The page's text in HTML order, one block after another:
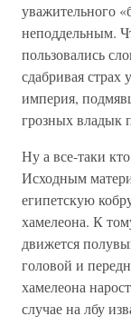
уважительного
неподдельным.
пользовались
сдабривая
империя,
грозных владык
Ну а все-таки
Исходным
египетскую
хамелеона. К
движется
головой и
хамелеона
случае на лбу